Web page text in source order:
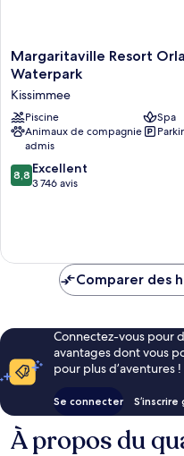
Margaritaville
Resort
Orlando
with
H2O
Waterpark
Kissimmee
Margaritaville Resort
Waterpark
Kissimmee
Piscine
Spa
Animaux de compagnie
admis
8.8
sur
8,8 Excellent
3 746 avis
Comparer des
Connectez-vous pour
avantages dont vous
pour plus d’aventures !
Se connecter
À propos du